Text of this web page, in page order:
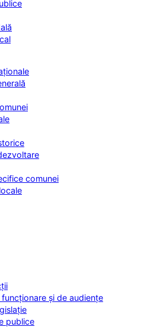
comunei
și de audiențe
publice